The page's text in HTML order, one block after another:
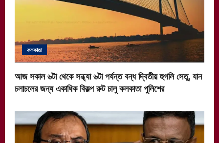
কলকাতা
আজ সকাল ৬টা থেকে সন্ধ্যা ৬টা পর্যন্ত বন্ধ দ্বিতীয় হুগলি সেতু, যান
চলাচলের জন্য একাধিক বিকল্প রুট চালু কলকাতা পুলিশের